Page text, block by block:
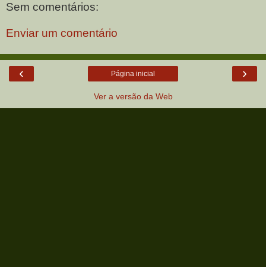
Sem comentários:
Enviar um comentário
‹ ›
Página inicial
Ver a versão da Web